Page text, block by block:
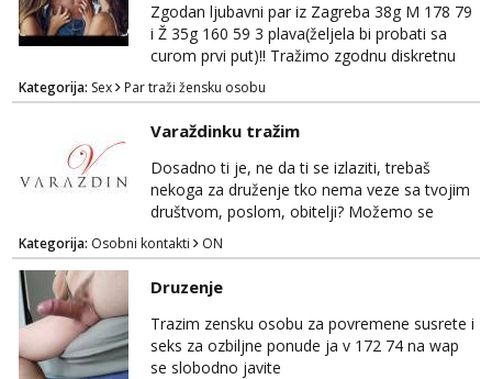
Zgodan ljubavni par iz Zagreba 38g M 178 79
i Ž 35g 160 59 3 plava(željela bi probati sa
curom prvi put)!! Tražimo zgodnu diskretnu
curu koja bi nas promatrala dok imamo
žestok odnos. Može se pridruziti ali i ne
mora.Bitno da uzivamo diskretno anonimno
bez upoznavanja puno.Sliku mozemo
razmjeniti,ali najbolje uzivo se upoznati. Na
goo smo do 15.8 poslije tog mozemo se
druziti,javi se na mail il...
Kategorija: Sex Par traži žensku osobu
Varaždinku tražim
Dosadno ti je, ne da ti se izlaziti, trebaš
nekoga za druženje tko nema veze sa tvojim
društvom, poslom, obitelji? Možemo se
podružiti i zabaviti na razne načine. Makni se
od svakodnevice samnom. Javi se na
Whatsapp. Samo Varaždin i okolica.
Kategorija: Osobni kontakti ON
Druzenje
Trazim zensku osobu za povremene susrete i
seks za ozbiljne ponude ja v 172 74 na wap
se slobodno javite